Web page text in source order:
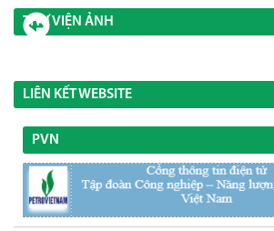
THƯ VIỆN ẢNH
LIÊN KẾT WEBSITE
PVN